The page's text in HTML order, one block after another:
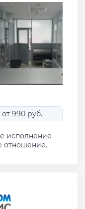
990 руб.
исполнение
отношение.